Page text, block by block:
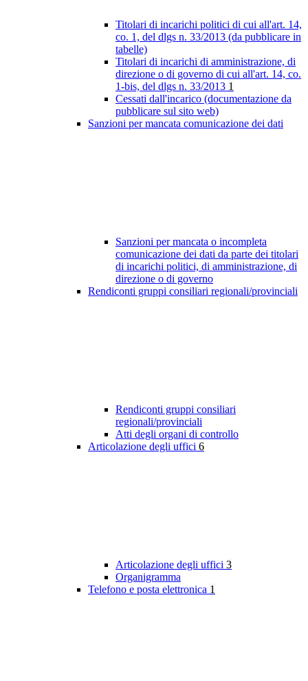
Titolari di incarichi politici di cui all'art. 14,
co. 1, del dlgs n. 33/2013 (da pubblicare in
tabelle)
Titolari di incarichi di amministrazione, di
direzione o di governo di cui all'art. 14, co.
1-bis, del dlgs n. 33/2013 1
Cessati dall'incarico (documentazione da
pubblicare sul sito web)
Sanzioni per mancata comunicazione dei dati
Sanzioni per mancata o incompleta
comunicazione dei dati da parte dei titolari
di incarichi politici, di amministrazione, di
direzione o di governo
Rendiconti gruppi consiliari regionali/provinciali
Rendiconti gruppi consiliari
regionali/provinciali
Atti degli organi di controllo
Articolazione degli uffici 6
Articolazione degli uffici 3
Organigramma
Telefono e posta elettronica 1